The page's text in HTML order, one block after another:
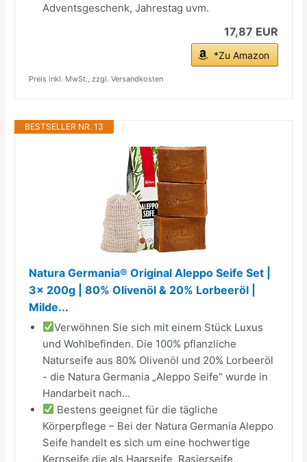
Adventsgeschenk, Jahrestag uvm.
17,87 EUR
*Zu Amazon
Preis inkl. MwSt., zzgl. Versandkosten
BESTSELLER NR. 13
Natura Germania® Original Aleppo Seife Set |
3x 200g | 80% Olivenöl & 20% Lorbeeröl |
Milde...
Verwöhnen Sie sich mit einem Stück Luxus
und Wohlbefinden. Die 100% pflanzliche
Naturseife aus 80% Olivenöl und 20% Lorbeeröl
- die Natura Germania „Aleppo Seife“ wurde in
Handarbeit nach...
Bestens geeignet für die tägliche
Körperpflege – Bei der Natura Germania Aleppo
Seife handelt es sich um eine hochwertige
Kernseife die als Haarseife, Rasierseife,